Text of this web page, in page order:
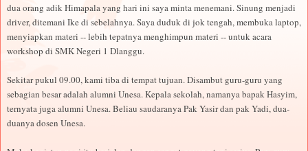
dua orang adik Himapala yang hari ini saya minta menemani. Sinung menjadi
driver, ditemani Ike di sebelahnya. Saya duduk di jok tengah, membuka laptop,
menyiapkan materi -- lebih tepatnya menghimpun materi -- untuk acara
workshop di SMK Negeri 1 Dlanggu.
Sekitar pukul 09.00, kami tiba di tempat tujuan. Disambut guru-guru yang
sebagian besar adalah alumni Unesa. Kepala sekolah, namanya bapak Hasyim,
ternyata juga alumni Unesa. Beliau saudaranya Pak Yasir dan pak Yadi, dua-
duanya dosen Unesa.